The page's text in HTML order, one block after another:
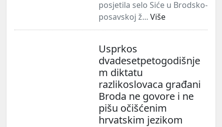
posjetila selo Siće u Brodsko-
posavskoj ž... Više
Usprkos
dvadesetpetogodišnje
m diktatu
razlikoslovaca građani
Broda ne govore i ne
pišu očišćenim
hrvatskim jezikom